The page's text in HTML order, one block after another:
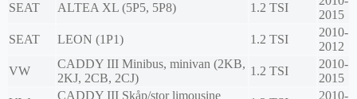
SEAT
ALTEA XL (5P5, 5P8) 1.2 TSI
2015
SEAT
LEON (1P1) 1.2 TSI
2010-
2012
VW
CADDY III Minibus, minivan (2KB,
2KJ, 2CB, 2CJ)
1.2 TSI
2010-
2015
CADDY III Skåp/stor limousine
2010-